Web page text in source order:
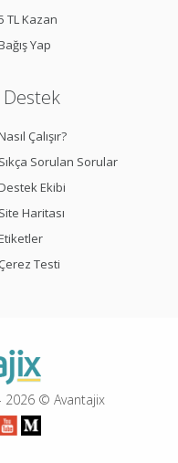
TL Kazan
Yap
Destek
Çalışır?
Sıkça Sorulan Sorular
Ekibi
Site Haritası
Çerez Testi
2026© Avantajix